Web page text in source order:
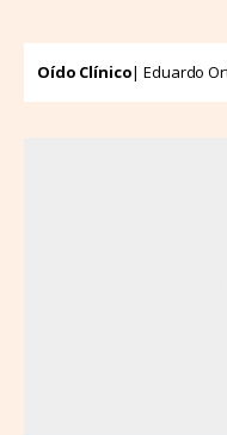
Oído Clínico| Eduardo